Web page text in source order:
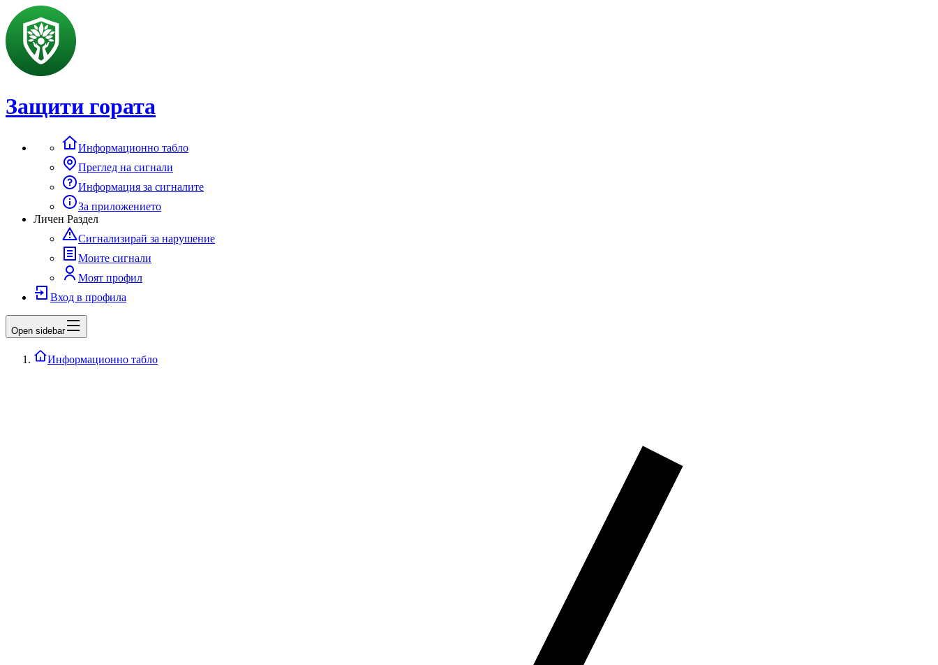
Защити гората
Информационно табло
Преглед на сигнали
Информация за сигналите
За приложението
Личен Раздел
Сигнализирай за нарушение
Моите сигнали
Моят профил
Вход в профила
Open sidebar
Информационно табло